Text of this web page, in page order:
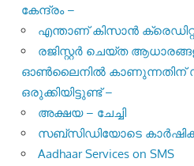
കേന്ദ്രം –
എന്താണ് കിസാൻ
രജിസ്റ്റര്‍ ചെയ്ത
ഓണ്‍ലൈനില്‍ കാണുന്നതിന്
ഒരുക്കിയിട്ടുണ്ട് –
അക്ഷയ – ചേച്ചി
സബ്സിഡിയോടെ
Aadhaar Services on SMS